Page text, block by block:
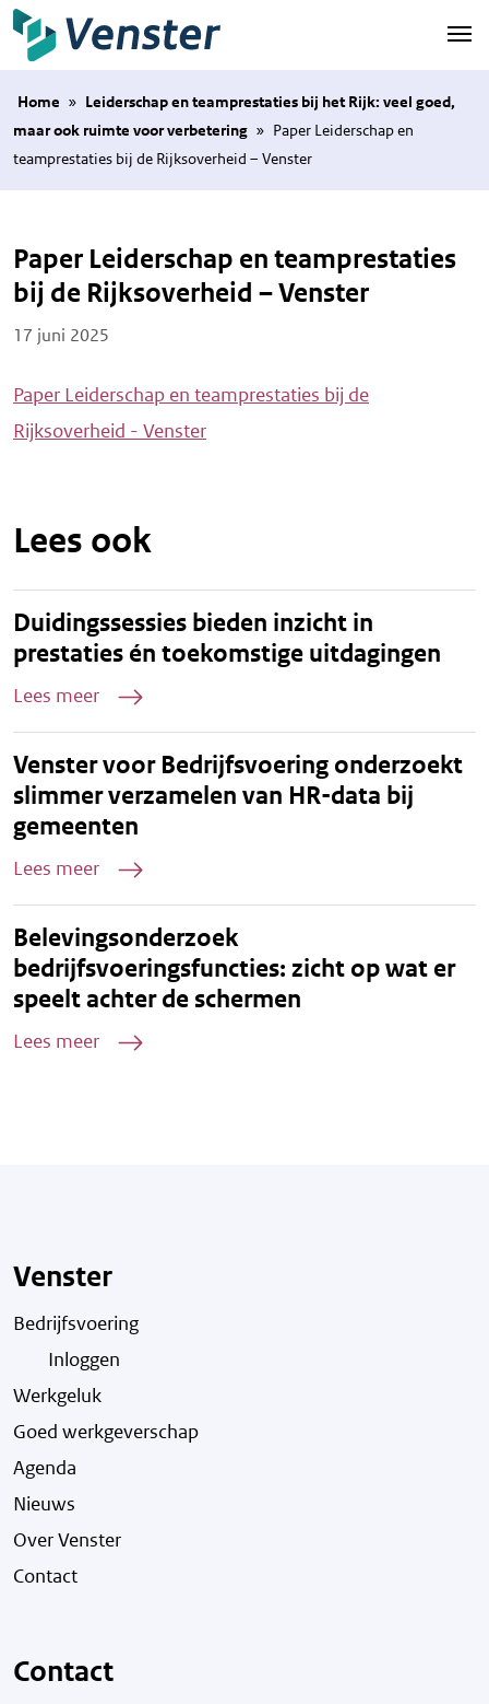
Naar hoofdinhoud
Home » Leiderschap en teamprestaties bij het Rijk: veel goed,
maar ook ruimte voor verbetering » Paper Leiderschap en
teamprestaties bij de Rijksoverheid – Venster
Paper Leiderschap en teamprestaties
bij de Rijksoverheid – Venster
Posted on
17 juni 2025
Paper Leiderschap en teamprestaties bij de
Rijksoverheid - Venster
Lees ook
Duidingssessies bieden inzicht in
prestaties én toekomstige uitdagingen
Lees meer
Venster voor Bedrijfsvoering onderzoekt
slimmer verzamelen van HR-data bij
gemeenten
Lees meer
Belevingsonderzoek
bedrijfsvoeringsfuncties: zicht op wat er
speelt achter de schermen
Lees meer
Venster
Bedrijfsvoering
Inloggen
Werkgeluk
Goed werkgeverschap
Agenda
Nieuws
Over Venster
Contact
Contact